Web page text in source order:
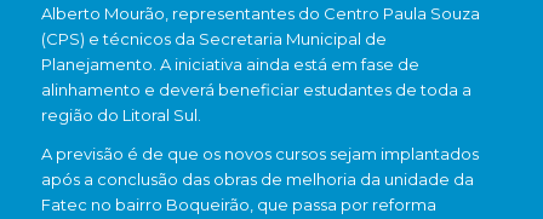
Alberto Mourão, representantes do Centro Paula Souza
(CPS) e técnicos da Secretaria Municipal de
Planejamento. A iniciativa ainda está em fase de
alinhamento e deverá beneficiar estudantes de toda a
região do Litoral Sul.
A previsão é de que os novos cursos sejam implantados
após a conclusão das obras de melhoria da unidade da
Fatec no bairro Boqueirão, que passa por reforma